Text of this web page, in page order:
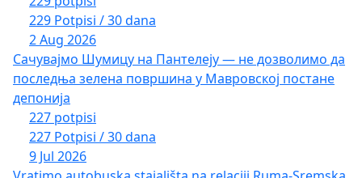
229 Potpisi / 30 dana
2 Aug 2026
Сачувајмо Шумицу на Пантелеју — не дозволимо да
последња зелена површина у Мавровској постане
депонија
227 potpisi
227 Potpisi / 30 dana
9 Jul 2026